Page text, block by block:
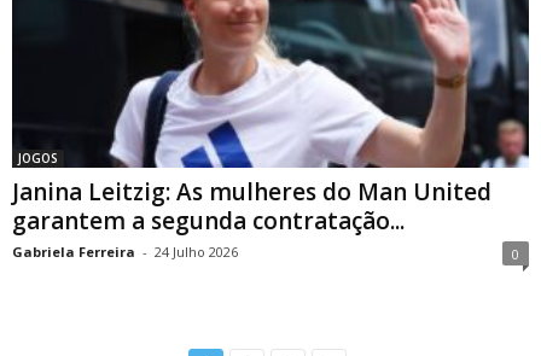
JOGOS
Janina Leitzig: As mulheres do Man United
garantem a segunda contratação...
Gabriela Ferreira - 24 Julho 2026 0